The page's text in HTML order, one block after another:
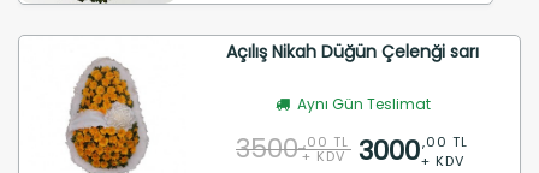
Açılış Nikah Düğün Çelenği sarı
Aynı Gün Teslimat
3500 ,00 TL
+ KDV 3000,00 TL
+ KDV